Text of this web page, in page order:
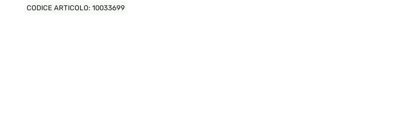
CODICE ARTICOLO: 10033699